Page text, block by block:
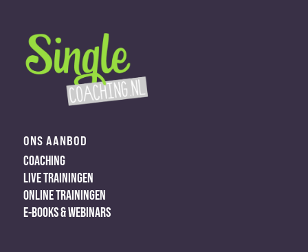
ONS AANBOD
COACHING
LIVE TRAININGEN
ONLINE TRAININGEN
E-BOOKS & WEBINARS